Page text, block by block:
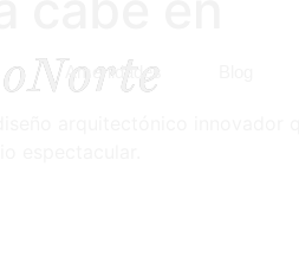
Amenidades
oNorte